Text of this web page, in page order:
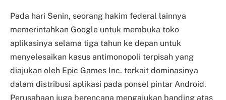
Pada hari Senin, seorang hakim federal lainnya
memerintahkan Google untuk membuka toko
aplikasinya selama tiga tahun ke depan untuk
menyelesaikan kasus antimonopoli terpisah yang
diajukan oleh Epic Games Inc. terkait dominasinya
dalam distribusi aplikasi pada ponsel pintar Android.
Perusahaan juga berencana mengajukan banding atas